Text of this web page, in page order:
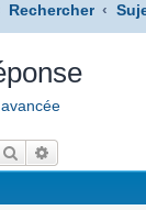
Rechercher
Rechercher